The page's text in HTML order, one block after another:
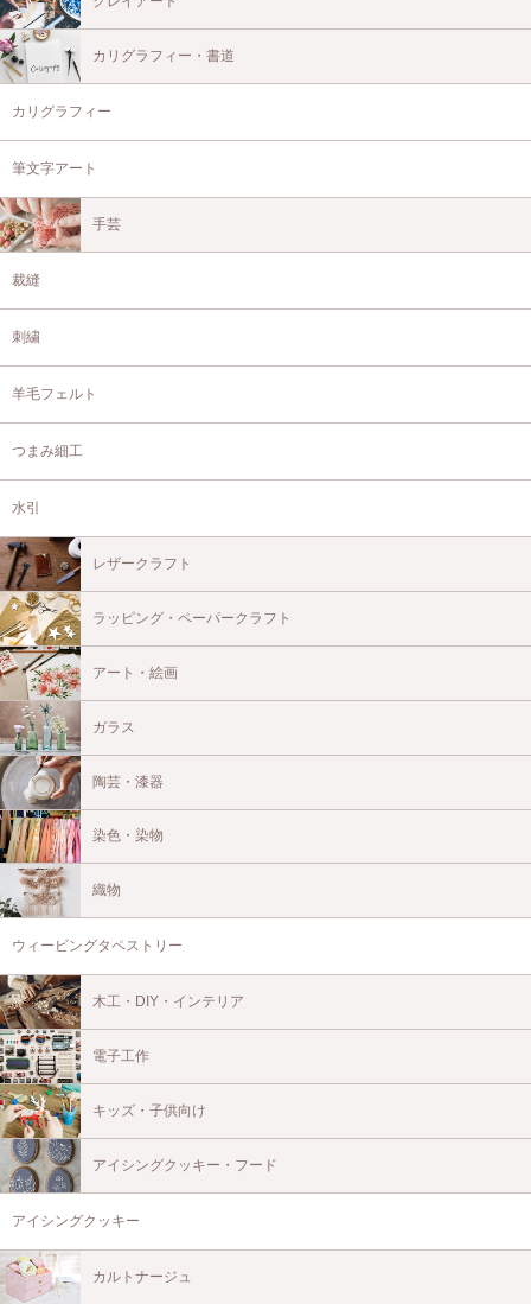
カリグラフィー・書道
カリグラフィー
筆文字アート
手芸
裁縫
刺繍
羊毛フェルト
つまみ細工
水引
レザークラフト
ラッピング・ペーパークラフト
アート・絵画
ガラス
陶芸・漆器
染色・染物
織物
ウィービングタペストリー
木工・DIY・インテリア
電子工作
キッズ・子供向け
アイシングクッキー・フード
アイシングクッキー
カルトナージュ